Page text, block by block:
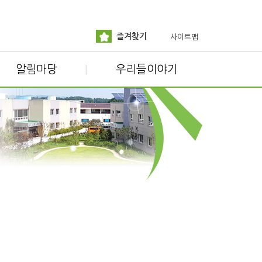
즐겨찾기 사이트맵
알림마당 우리들이야기